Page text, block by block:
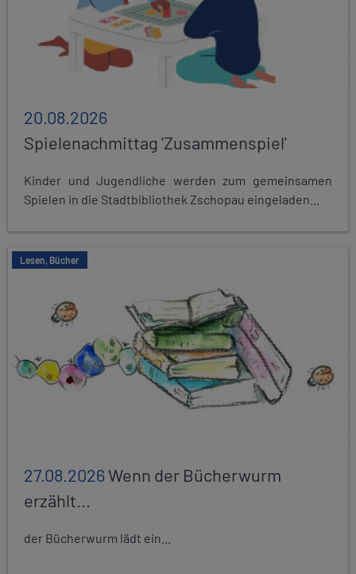
20.08.2026
Spielenachmittag 'Zusammenspiel'
Kinder und Jugendliche werden zum gemeinsamen
Spielen in die Stadtbibliothek Zschopau eingeladen...
Lesen, Bücher
27.08.2026Wenn der Bücherwurm
erzählt...
der Bücherwurm lädt ein...